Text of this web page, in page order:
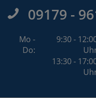
09179 -
Mo -
Do:
9:30 -
13:30 -